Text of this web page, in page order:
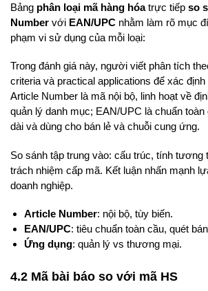
Bảng phân loại mã hàng hóatrực tiếp so
Number với EAN/UPC nhằm làm rõ mục
phạm vi sử dụng của mỗi loại:
Trong đánh giá này, người viết phân tích
criteria và practical applications để xác
Article Number là mã nội bộ, linh hoạt về
quản lý danh mục; EAN/UPC là chuẩn
dài và dùng cho bán lẻ và chuỗi cung ứng.
So sánh tập trung vào: cấu trúc, tính tương
trách nhiệm cấp mã. Kết luận nhấn mạnh
doanh nghiệp.
Article Number: nội bộ, tùy biến.
EAN/UPC: tiêu chuẩn toàn cầu, quét
Ứng dụng: quản lý vs thương mại.
4.2 Mã bài báo so với mã HS